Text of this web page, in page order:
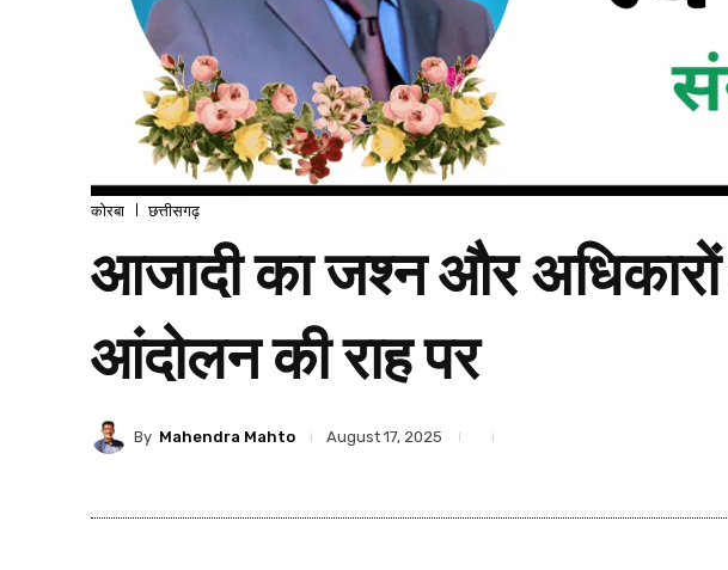
कोरबा छत्तीसगढ़
आजादी का जश्न और
आंदोलन की राह पर
By Mahendra Mahto August 17, 2025